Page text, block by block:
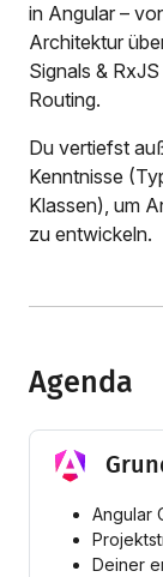
in Angular –
Architektur
Signals &
Routing.
Du vertiefst
Kenntnisse
Klassen), um
zu entwickeln.
Agenda
Angular
Deiner